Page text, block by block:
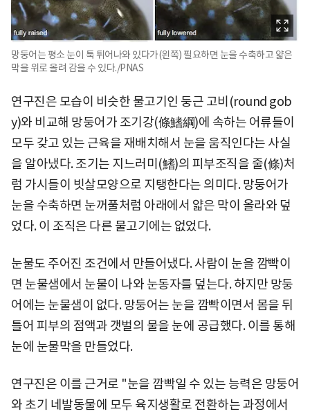
망둥어는 평소 눈이 툭 튀어나와 있다가(왼쪽) 필요하면 눈을 수축하고 얇은
막을 위로 올려 감을 수 있다./PNAS
연구진은 모습이 비슷한 물고기인 둥근 고비(round gob
y)와 비교해 망둥어가 조기강(條鰭綱)에 속하는 어류들이
모두 갖고 있는 근육을 재배치해서 눈을 움직인다는 사실
을 알아냈다. 조기는 지느러미(鰭)의 피부조직을 줄(條)처
럼 가시들이 빗살모양으로 지탱한다는 의미다. 망둥어가
눈을 수축하면 눈꺼풀처럼 아래에서 얇은 막이 올라와 덮
었다. 이 조직은 다른 물고기에는 없었다.
눈물도 주어진 조건에서 만들어냈다. 사람이 눈을 깜빡이
면 눈물샘에서 눈물이 나와 눈동자를 덮는다. 하지만 망둥
어에는 눈물샘이 없다. 망둥어는 눈을 깜빡이면서 몸을 뒤
틀어 피부의 점액과 갯벌의 물을 눈에 공급했다. 이를 통해
눈에 눈물막을 만들었다.
연구진은 이를 근거로 "눈을 깜빡일 수 있는 능력은 망둥어
와 초기 네발동물에 모두 육지생활로 전환하는 과정에서